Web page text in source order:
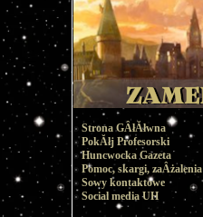
Strona GÂłĂłwna
PokĂłj Profesorski
Huncwocka Gazeta
Pomoc, skargi, zaÂżalenia
Sowy kontaktowe
Social media UH